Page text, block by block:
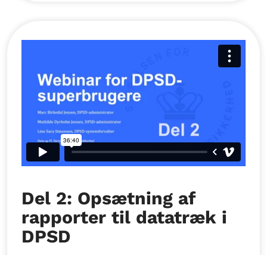
Del 2: Opsætning af
rapporter til datatræk i
DPSD